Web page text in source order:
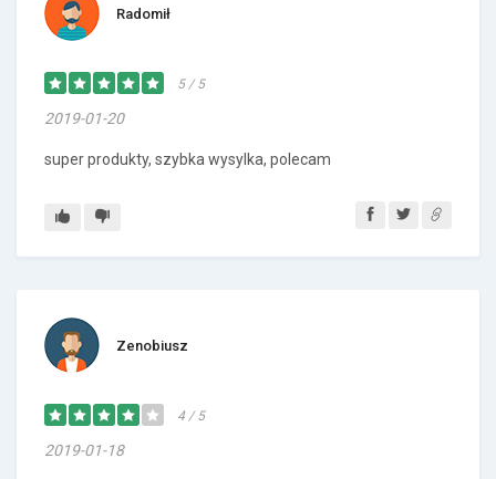
Radomił
5 / 5
2019-01-20
super produkty, szybka wysylka, polecam
Zenobiusz
4 / 5
2019-01-18